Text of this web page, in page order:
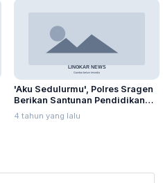
'Aku Sedulurmu', Polres Sragen
Berikan Santunan Pendidikan
Anak Yatim Piatu
4 tahun yang lalu